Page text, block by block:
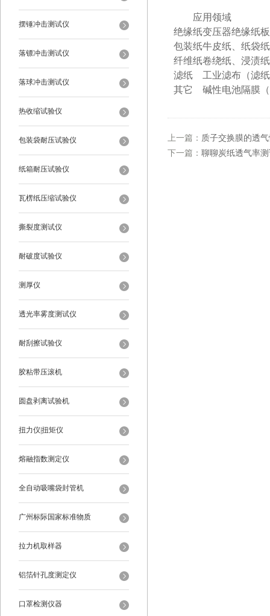
摆锤冲击测试仪
落镖冲击测试仪
落球冲击测试仪
热收缩试验仪
包装袋耐压试验仪
纸箱耐压试验仪
瓦楞纸压缩试验仪
撕裂度测试仪
耐破度试验仪
测厚仪
透光率雾度测试仪
耐刮擦试验仪
胶粘带压滚机
圆盘剥离试验机
扭力仪|扭矩仪
熔融指数测定仪
全自动吸嘴袋封管机
广州标际国家标准物质
拉力机取样器
铝箔针孔度测定仪
口罩检测仪器
应用领域
绝缘纸变压器绝缘纸
包装纸牛皮纸、纸袋
纤维纸卷绕纸、浸渍
滤纸
工业滤布（滤
其它
碱性电池隔膜
上一篇： 质子交换膜的透
下一篇： 聊聊炭纸透气率